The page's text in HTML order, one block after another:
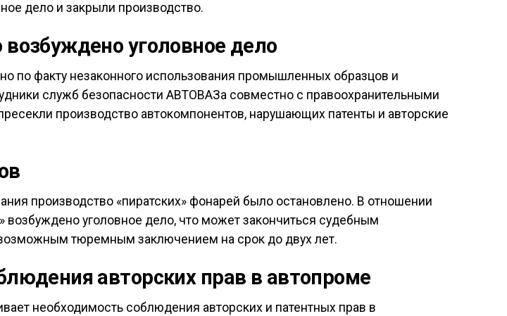
дело и закрыли производство.
уголовное дело
по факту незаконного использования промышленных образцов и
служб безопасности АВТОВАЗа совместно с правоохранительными
производство автокомпонентов, нарушающих патенты и авторские
производство «пиратских» фонарей было остановлено. В отношении
возбуждено уголовное дело, что может закончиться судебным
тюремным заключением на срок до двух лет.
авторских прав в автопроме
необходимость соблюдения авторских и патентных прав в